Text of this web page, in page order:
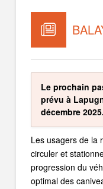
Le prochain
prévu à
décembre 2025.
Les usagers de la
circuler et
progression du
optimal des